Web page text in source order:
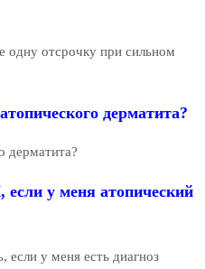
отсрочку при сильном
дерматита?
дерматита?
у меня атопический
если у меня есть диагноз